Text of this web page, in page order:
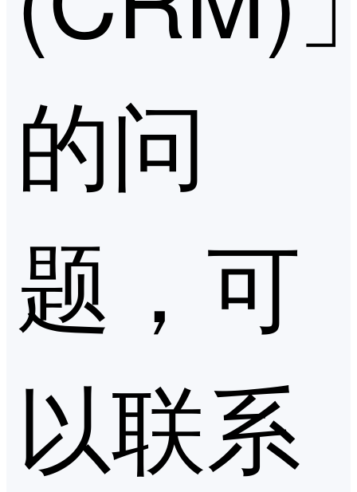
的问
题，可
以联系